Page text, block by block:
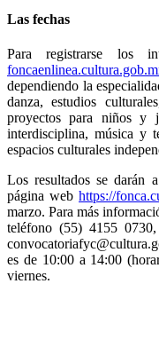
Las fechas
Para registrarse los
dependiendo la
danza, estudios
proyectos para niños y
interdisciplina, música y
espacios culturales
Los resultados se darán
página web https://
marzo. Para más
teléfono (55) 4155
es de 10:00 a 14:00
viernes.